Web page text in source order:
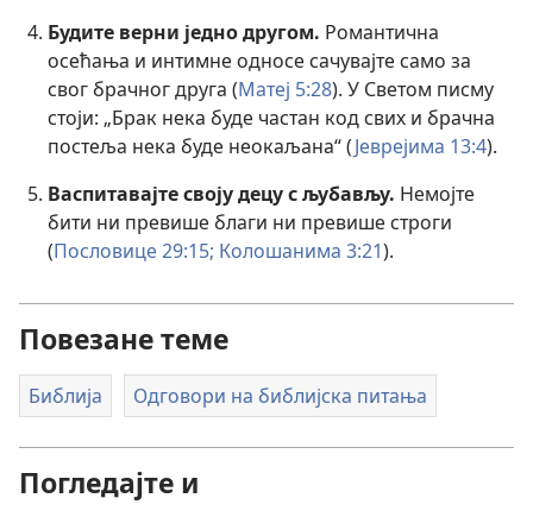
Будите верни једно другом. Романтична
осећања и интимне односе сачувајте само за
свог брачног друга (Матеј 5:28). У Светом писму
стоји: „Брак нека буде частан код свих и брачна
постеља нека буде неокаљана“ (Јеврејима 13:4).
Васпитавајте своју децу с љубављу. Немојте
бити ни превише благи ни превише строги
(Пословице 29:15; Колошанима 3:21).
Повезане теме
Библија Одговори на библијска питања
Погледајте и